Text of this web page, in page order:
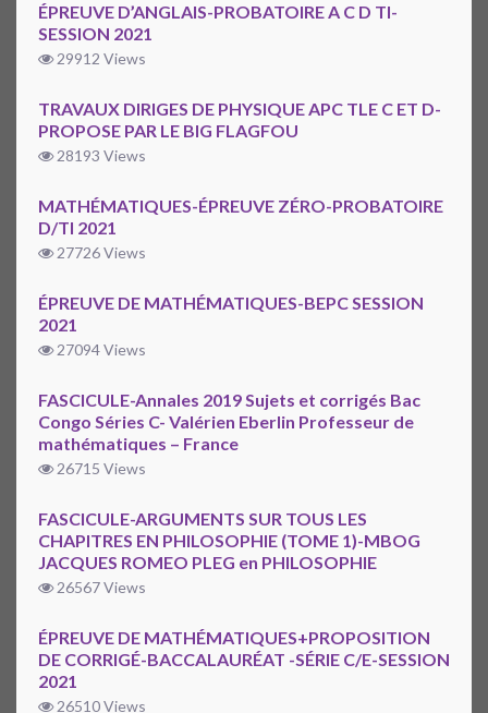
ÉPREUVE D’ANGLAIS-PROBATOIRE A C D TI-
SESSION 2021
29912 Views
TRAVAUX DIRIGES DE PHYSIQUE APC TLE C ET D-
PROPOSE PAR LE BIG FLAGFOU
28193 Views
MATHÉMATIQUES-ÉPREUVE ZÉRO-PROBATOIRE
D/TI 2021
27726 Views
ÉPREUVE DE MATHÉMATIQUES-BEPC SESSION
2021
27094 Views
FASCICULE-Annales 2019 Sujets et corrigés Bac
Congo Séries C- Valérien Eberlin Professeur de
mathématiques – France
26715 Views
FASCICULE-ARGUMENTS SUR TOUS LES
CHAPITRES EN PHILOSOPHIE (TOME 1)-MBOG
JACQUES ROMEO PLEG en PHILOSOPHIE
26567 Views
ÉPREUVE DE MATHÉMATIQUES+PROPOSITION
DE CORRIGÉ-BACCALAURÉAT -SÉRIE C/E-SESSION
2021
26510 Views